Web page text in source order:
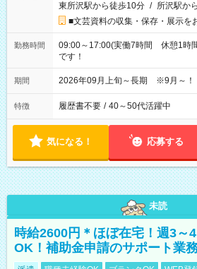
東所沢駅から徒歩10分 / 所沢駅か
■文芸資料の収集・保存・展示を
勤務時間
09:00～17:00(実働7時間 休憩1時
です！
期間 2026年09月上旬～長期 ※9月～！
特徴 履歴書不要 / 40～50代活躍中
気になる！ 応募する
未読
時給2600円＊ほぼ在宅！週3～
OK！補助金申請のサポート業